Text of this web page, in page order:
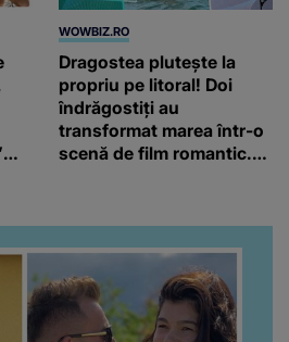
WOWBIZ.RO
Dragostea plutește la
propriu pe litoral! Doi
îndrăgostiți au
transformat marea într-o
scenă de film romantic.